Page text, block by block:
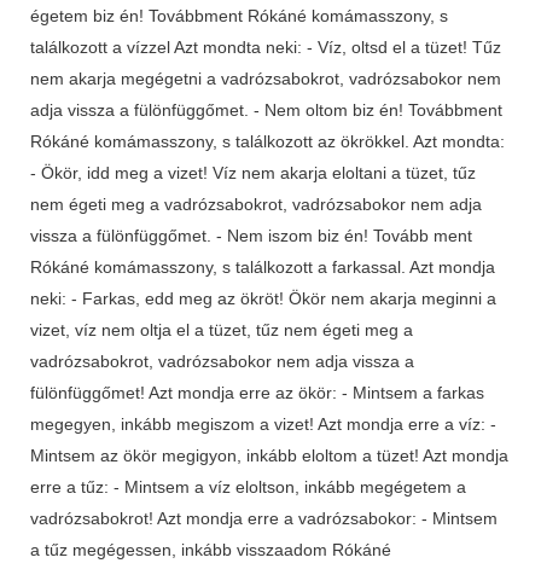
égetem biz én! Továbbment Rókáné komámasszony, s
találkozott a vízzel Azt mondta neki: - Víz, oltsd el a tüzet! Tűz
nem akarja megégetni a vadrózsabokrot, vadrózsabokor nem
adja vissza a fülönfüggőmet. - Nem oltom biz én! Továbbment
Rókáné komámasszony, s találkozott az ökrökkel. Azt mondta:
- Ökör, idd meg a vizet! Víz nem akarja eloltani a tüzet, tűz
nem égeti meg a vadrózsabokrot, vadrózsabokor nem adja
vissza a fülönfüggőmet. - Nem iszom biz én! Tovább ment
Rókáné komámasszony, s találkozott a farkassal. Azt mondja
neki: - Farkas, edd meg az ökröt! Ökör nem akarja meginni a
vizet, víz nem oltja el a tüzet, tűz nem égeti meg a
vadrózsabokrot, vadrózsabokor nem adja vissza a
fülönfüggőmet! Azt mondja erre az ökör: - Mintsem a farkas
megegyen, inkább megiszom a vizet! Azt mondja erre a víz: -
Mintsem az ökör megigyon, inkább eloltom a tüzet! Azt mondja
erre a tűz: - Mintsem a víz eloltson, inkább megégetem a
vadrózsabokrot! Azt mondja erre a vadrózsabokor: - Mintsem
a tűz megégessen, inkább visszaadom Rókáné